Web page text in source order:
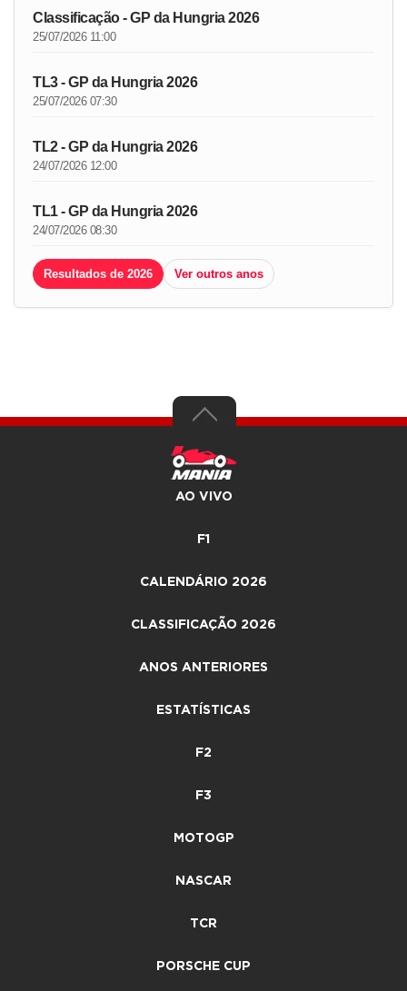
Classificação - GP da Hungria 2026
25/07/2026 11:00
TL3 - GP da Hungria 2026
25/07/2026 07:30
TL2 - GP da Hungria 2026
24/07/2026 12:00
TL1 - GP da Hungria 2026
24/07/2026 08:30
Resultados de 2026 Ver outros anos
AO VIVO
F1
CALENDÁRIO 2026
CLASSIFICAÇÃO 2026
ANOS ANTERIORES
ESTATÍSTICAS
F2
F3
MOTOGP
NASCAR
TCR
PORSCHE CUP